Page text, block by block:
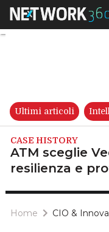
Ultimi articoli
CASE HISTORY
ATM sceglie
resilienza e
Home CIO &